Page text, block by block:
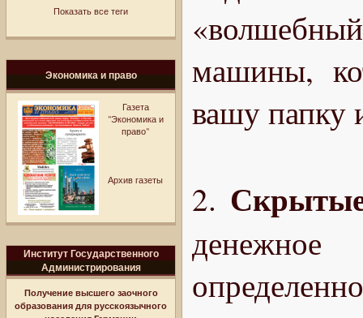
Показать все теги
Экономика и право
Газета
"Экономика и
право"
Архив газеты
Институт Государственного
Администрирования
Получение высшего заочного
образования для русскоязычного
машины,
вашу папку
2.